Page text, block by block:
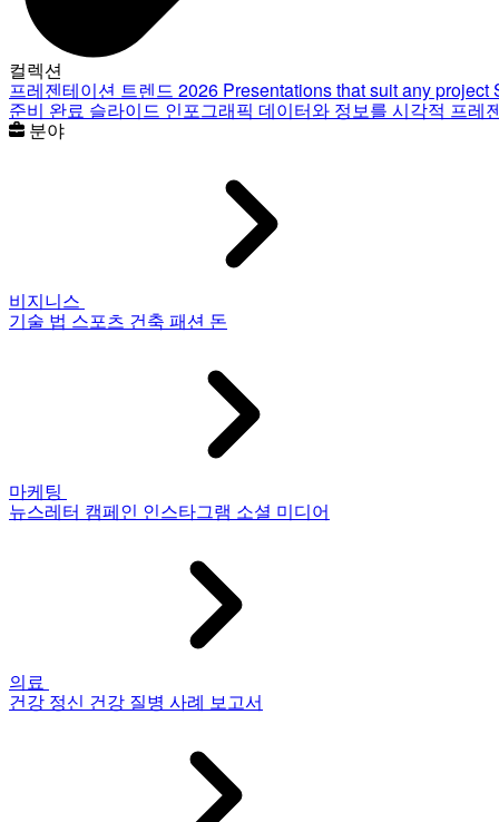
컬렉션
프레젠테이션 트렌드 2026 Presentations that suit any project
준비 완료 슬라이드 인포그래픽 데이터와 정보를 시각적 프레
분야
비지니스
기술 법 스포츠 건축 패션 돈
마케팅
뉴스레터 캠페인 인스타그램 소셜 미디어
의료
건강 정신 건강 질병 사례 보고서